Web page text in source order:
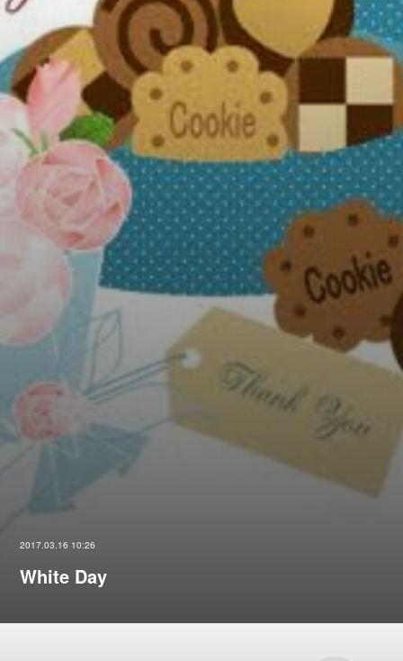
2017.03.16 10:26
White Day